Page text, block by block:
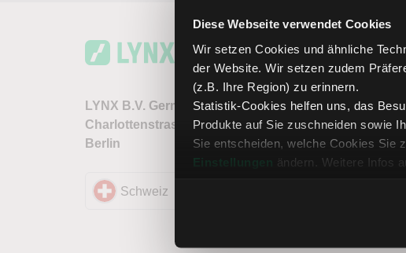
Diese Webseite verwendet Cookies
Wir setzen Cookies und ähnliche
der Website. Wir setzen zudem
(z.B. Ihre Region) zu erinnern.
Statistik-Cookies helfen uns, das
Produkte auf Sie zuschneiden sowie
Sie entscheiden, welche Cookies Sie
Einstellungen
ändern. Weitere Infos
LYNX B.V. Germany Branch
Charlottenstrasse 68, 10117
Berlin
Schweiz
Sie
So erreichen